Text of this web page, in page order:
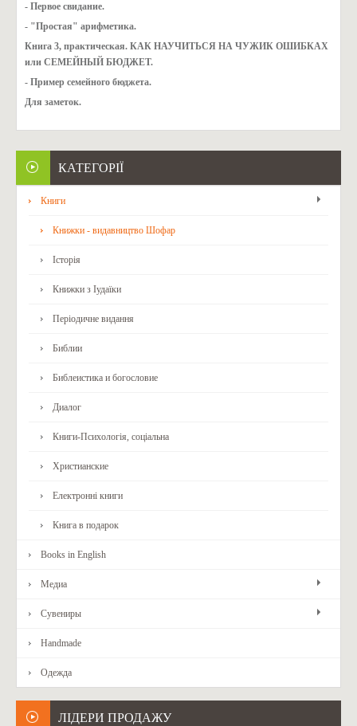
- Первое свидание.
- "Простая" арифметика.
Книга 3, практическая. КАК НАУЧИТЬСЯ НА ЧУЖИК ОШИБКАХ
или СЕМЕЙНЫЙ БЮДЖЕТ.
- Пример семейного бюджета.
Для заметок.
КАТЕГОРІЇ
Книги
Книжки - видавництво Шофар
Історія
Книжки з Іудаїки
Періодичне видання
Библии
Библеистика и богословие
Диалог
Книги-Психологія, соціальна
Христианские
Електронні книги
Книга в подарок
Books in English
Медиа
Сувениры
Handmade
Одежда
ЛІДЕРИ ПРОДАЖУ